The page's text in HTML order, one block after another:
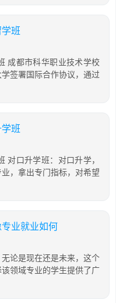
班
成都市科华职业技术学校
签署国际合作协议，通过
班
对口升学班：对口升学，
，拿出专门指标，对希望
业就业如何
论是现在还是未来，这个
领域专业的学生提供了广